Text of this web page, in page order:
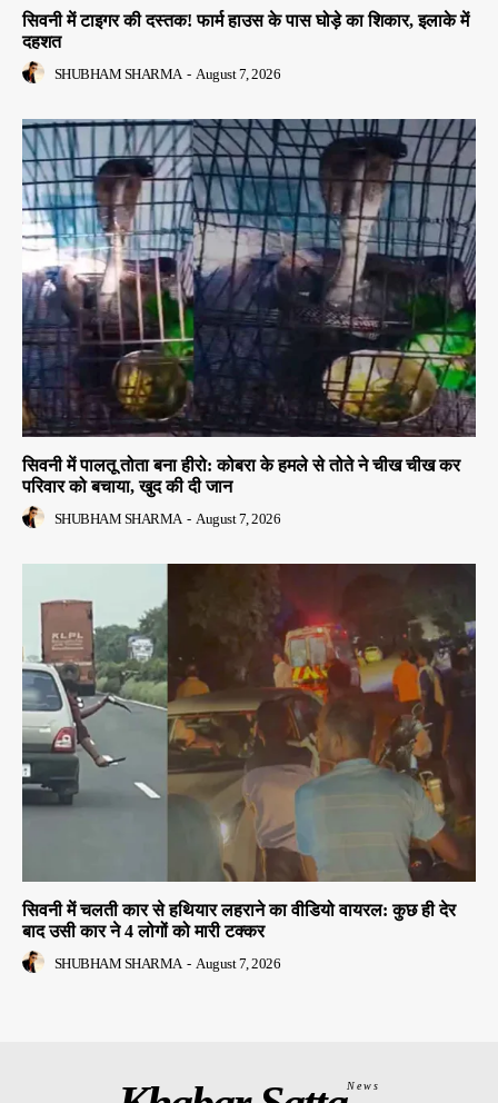
सिवनी में टाइगर की दस्तक! फार्म हाउस के पास घोड़े का शिकार, इलाके में
दहशत
SHUBHAM SHARMA - August 7, 2026
सिवनी में पालतू तोता बना हीरो: कोबरा के हमले से तोते ने चीख चीख कर
परिवार को बचाया, खुद की दी जान
SHUBHAM SHARMA - August 7, 2026
सिवनी में चलती कार से हथियार लहराने का वीडियो वायरल: कुछ ही देर
बाद उसी कार ने 4 लोगों को मारी टक्कर
SHUBHAM SHARMA - August 7, 2026
News